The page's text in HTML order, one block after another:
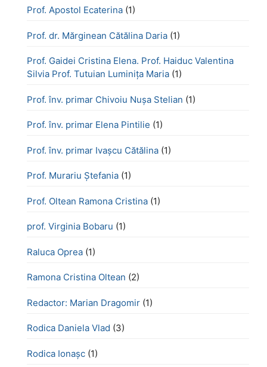
Prof. Apostol Ecaterina (1)
Prof. dr. Mărginean Cătălina Daria (1)
Prof. Gaidei Cristina Elena. Prof. Haiduc Valentina
Silvia Prof. Tutuian Luminița Maria (1)
Prof. înv. primar Chivoiu Nușa Stelian (1)
Prof. înv. primar Elena Pintilie (1)
Prof. înv. primar Ivașcu Cătălina (1)
Prof. Murariu Ștefania (1)
Prof. Oltean Ramona Cristina (1)
prof. Virginia Bobaru (1)
Raluca Oprea (1)
Ramona Cristina Oltean (2)
Redactor: Marian Dragomir (1)
Rodica Daniela Vlad (3)
Rodica Ionașc (1)